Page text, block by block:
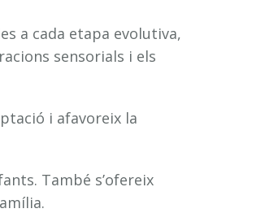
a cada etapa evolutiva,
sensorials i els
i afavoreix la
També s’ofereix